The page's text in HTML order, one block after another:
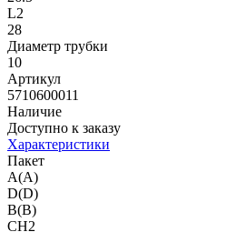
L2
28
Диаметр трубки
10
Артикул
5710600011
Наличие
Доступно к заказу
Характеристики
Пакет
A(A)
D(D)
B(B)
CH2